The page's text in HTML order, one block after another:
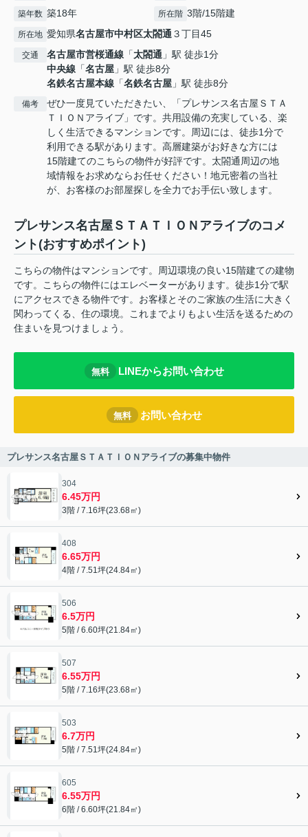
築年数 築18年 所在階 3階/15階建
所在地 愛知県名古屋市中村区太閤通３丁目45
交通 名古屋市営桜通線 「太閤通 」駅 徒歩1分
中央線 「名古屋 」駅 徒歩8分
名鉄名古屋本線 「名鉄名古屋 」駅 徒歩8分
備考
ぜひ一度見ていただきたい、「プレサンス名古屋ＳＴＡ
ＴＩＯＮアライブ」です。共用設備の充実している、楽
しく生活できるマンションです。周辺には、徒歩1分で
利用できる駅があります。高層建築がお好きな方には
15階建てのこちらの物件が好評です。太閤通周辺の地
域情報をお求めならお任せください！地元密着の当社
が、お客様のお部屋探しを全力でお手伝い致します。
プレサンス名古屋ＳＴＡＴＩＯＮアライブのコメ
ント(おすすめポイント)
こちらの物件はマンションです。周辺環境の良い15階建ての建物
です。こちらの物件にはエレベーターがあります。徒歩1分で駅
にアクセスできる物件です。お客様とそのご家族の生活に大きく
関わってくる、住の環境。これまでよりもよい生活を送るための
住まいを見つけましょう。
無料 LINEからお問い合わせ
無料 お問い合わせ
プレサンス名古屋ＳＴＡＴＩＯＮアライブの募集中物件
304
6.45万円
3階 / 7.16坪(23.68㎡)
408
6.65万円
4階 / 7.51坪(24.84㎡)
506
6.5万円
5階 / 6.60坪(21.84㎡)
507
6.55万円
5階 / 7.16坪(23.68㎡)
503
6.7万円
5階 / 7.51坪(24.84㎡)
605
6.55万円
6階 / 6.60坪(21.84㎡)